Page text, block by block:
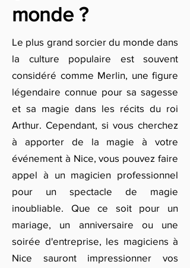
monde ?
Le plus grand sorcier du monde dans
la culture populaire est souvent
considéré comme Merlin, une figure
légendaire connue pour sa sagesse
et sa magie dans les récits du roi
Arthur. Cependant, si vous cherchez
à apporter de la magie à votre
événement à Nice, vous pouvez faire
appel à un magicien professionnel
pour un spectacle de magie
inoubliable. Que ce soit pour un
mariage, un anniversaire ou une
soirée d'entreprise, les magiciens à
Nice sauront impressionner vos